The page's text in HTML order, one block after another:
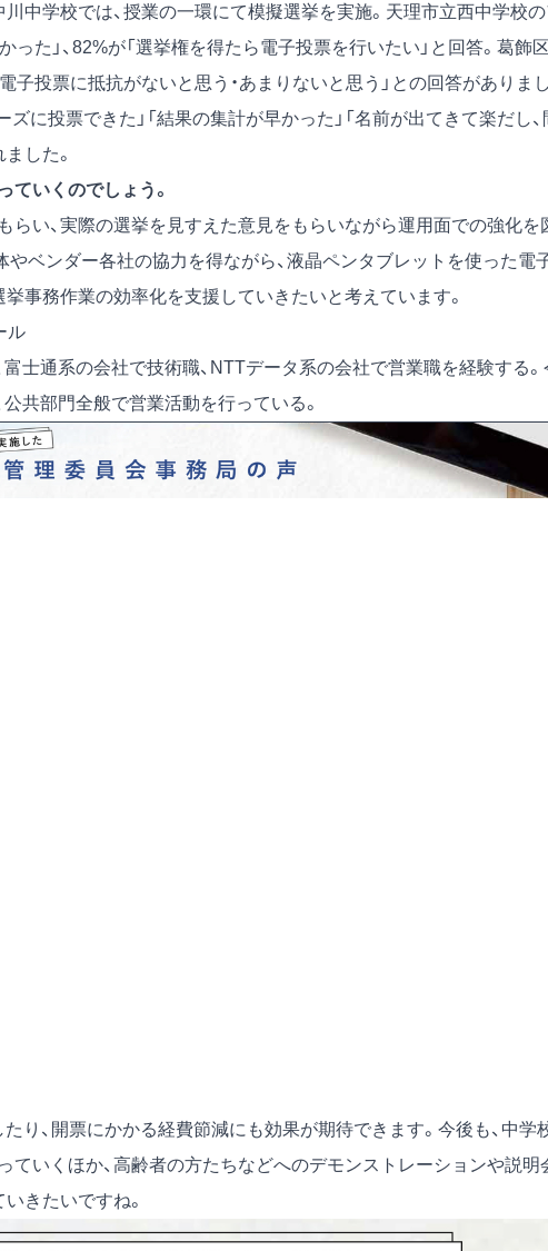
中学校では、授業の一環にて模擬選挙を実施。天理市立西中学校
った」、82%が「選挙権を得たら電子投票を行いたい」と回答。葛飾
子投票に抵抗がないと思う・あまりないと思う」との回答がありま
ズに投票できた」「結果の集計が早かった」「名前が出てきて楽だし、
した。
いくのでしょう。
い、実際の選挙を見すえた意見をもらいながら運用面での強化を
やベンダー各社の協力を得ながら、液晶ペンタブレットを使った電
事務作業の効率化を支援していきたいと考えています。
ル
富士通系の会社で技術職、NTTデータ系の会社で営業職を経験する。
共部門全般で営業活動を行っている。
り、開票にかかる経費節減にも効果が期待できます。今後も、中学
ていくほか、高齢者の方たちなどへのデモンストレーションや説明
きたいですね。